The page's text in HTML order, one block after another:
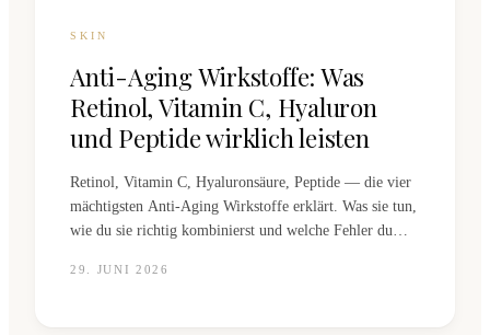
SKIN
Anti-Aging Wirkstoffe: Was
Retinol, Vitamin C, Hyaluron
und Peptide wirklich leisten
Retinol, Vitamin C, Hyaluronsäure, Peptide — die vier
mächtigsten Anti-Aging Wirkstoffe erklärt. Was sie tun,
wie du sie richtig kombinierst und welche Fehler du
29. JUNI 2026